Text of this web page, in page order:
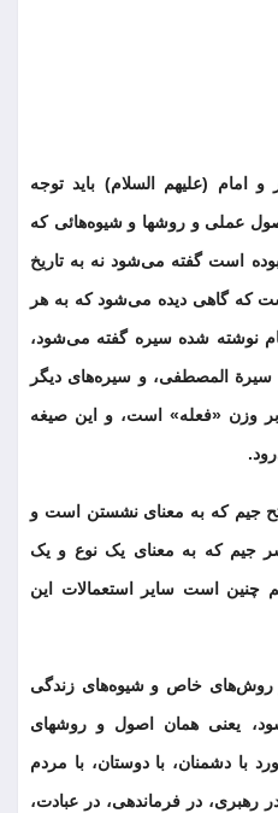
(علیهم السلام) باید توجه
عملی و روشها و شیوه‌هائی که
است گفته می‌شود نه به تاریخ
که گاهی دیده می‌شود که به هر
نوشته شده سیره گفته می‌شود،
المصطفی، و سیره‌های دیگر
وزن «فعله» است، و این صیغه
جیم که به معنای نشستن است و
جیم که به معنای یک نوع و یک
است سایر استعمالات این
روش‌های خاص و شیوه‌های زندگی
یعنی همان اصول و روشهای
با دشمنان، با دوستان، با مردم
در رهبری، در فرماندهی، در عبادت،